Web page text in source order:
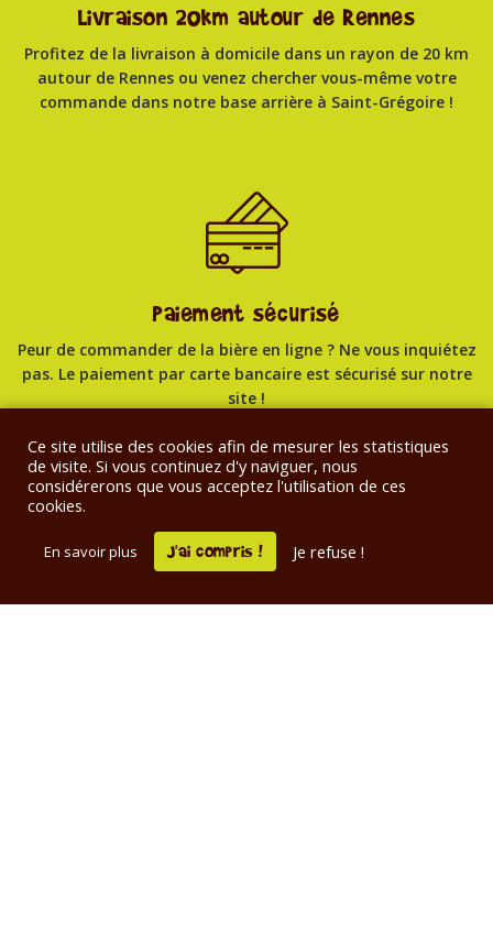
Livraison 20km autour de Rennes
Profitez de la livraison à domicile dans un rayon de 20 km
autour de Rennes ou venez chercher vous-même votre
commande dans notre base arrière à Saint-Grégoire !
Paiement sécurisé
Peur de commander de la bière en ligne ? Ne vous inquiétez
pas. Le paiement par carte bancaire est sécurisé sur notre
site !
L’abus d’alcool est dangereux pour la santé, à consommer avec
femmes enceintes.
La vente d'alcool est interdite aux mineurs de moins de 18 ans. En
18 ans.
Ce site utilise des cookies afin de mesurer les statistiques
de visite. Si vous continuez d'y naviguer, nous
considérerons que vous acceptez l'utilisation de ces
cookies.
En savoir plus J'ai compris ! Je refuse !